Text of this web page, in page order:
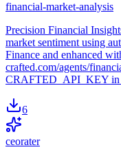
financial-market-analysis
Precision Financial
market sentiment using
Finance and enhanced
crafted.com/agents/
CRAFTED_API_KEY in
6
ceorater